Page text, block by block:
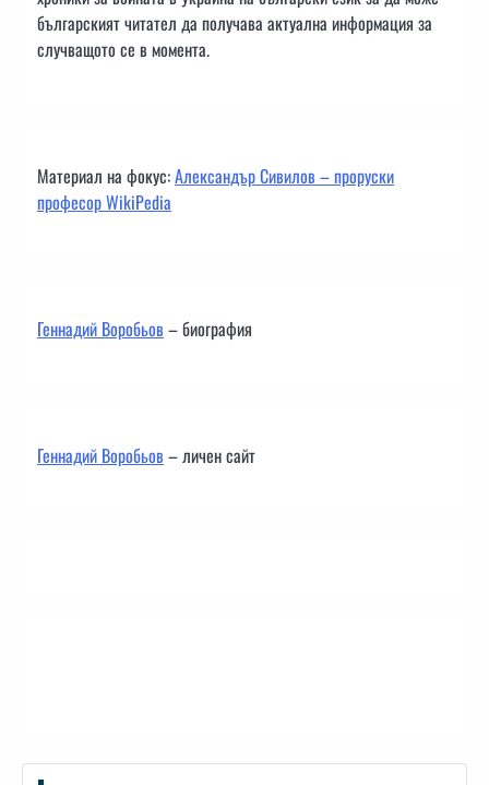
българският читател да получава актуална информация за
случващото се в момента.
Материал на фокус:Александър Сивилов – проруски
професор WikiPedia
Геннадий Воробьов– биография
Геннадий Воробьов– личен сайт